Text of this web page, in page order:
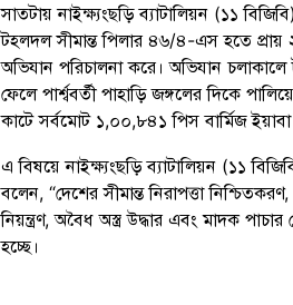
সাতটায় নাইক্ষ্যংছড়ি ব্যাটালিয়ন (১১
টহলদল সীমান্ত পিলার ৪৬/৪-এস হতে
অভিযান পরিচালনা করে। অভিযান চলাকালে
ফেলে পার্শ্ববর্তী পাহাড়ি জঙ্গলের দিকে
কাটে সর্বমোট ১,০০,৮৪১ পিস বার্মিজ
এ বিষয়ে নাইক্ষ্যংছড়ি ব্যাটালিয়ন (১১
বলেন, “দেশের সীমান্ত নিরাপত্তা
নিয়ন্ত্রণ, অবৈধ অস্ত্র উদ্ধার এবং মাদক
হচ্ছে।